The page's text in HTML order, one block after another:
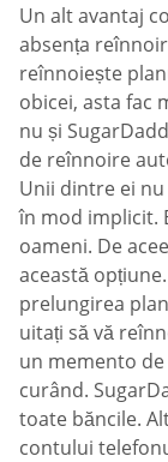
Un alt avantaj
absența
reînnoiește
obicei, asta fac
nu și
de reînnoire
Unii dintre ei
în mod implicit.
oameni. De
această
prelungirea
uitați să vă
un memento
curând.
toate băncile.
contului